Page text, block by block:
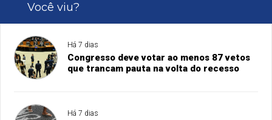
Você viu?
Há 7 dias
Congresso deve votar ao menos 87 vetos
que trancam pauta na volta do recesso
Há 7 dias